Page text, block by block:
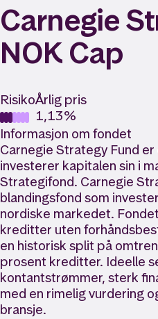
Carnegie
NOK Cap
RisikoÅrlig pris
1,13%
Informasjon om fondet
Carnegie Strategy Fund
investerer kapitalen sin i
Strategifond. Carnegie
blandingsfond som
nordiske markedet.
kreditter uten
en historisk split på
prosent kreditter. Ideelle
kontantstrømmer, sterk
med en rimelig vurdering
bransje.